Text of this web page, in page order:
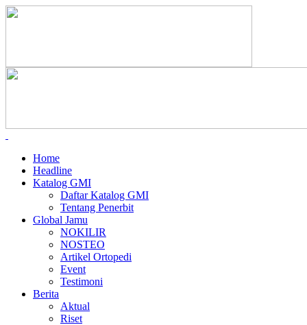
Home
Headline
Katalog GMI
Daftar Katalog GMI
Tentang Penerbit
Global Jamu
NOKILIR
NOSTEO
Artikel Ortopedi
Event
Testimoni
Berita
Aktual
Riset